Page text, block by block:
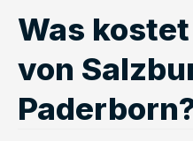
Was
von